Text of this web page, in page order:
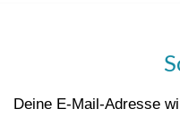
Deine E-Mail-Adresse